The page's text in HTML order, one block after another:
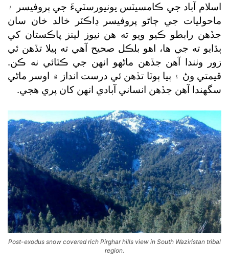
اسلام آباد جي ڪامسيٽس يونيورسٽيءَ جي پروفيسر ۽
ماحوليات جي ڄاڻو پروفيسر ڊاڪٽر خالد خان سان
جڏهن رابطو ڪيو ويو ته هن نيوز لينز پاڪستان کي
ٻڌايو ته جي ها، اهو بلڪل صحيح آهي ته ٻيلا تڏهن ئي
زور وٺندا آهن جڏهن ماڻهو انهن جي ڪٽائي نه ڪن.
قيمتي وڻ ۽ ٻيا ٻوٽا تڏهن ئي درست انداز ۾ اوسر ماڻي
سگھندا آهن جڏهن انساني آبادي انهن کان پري هجي.
Post-exodus snow covered rich Pirghar hills view in South Waziristan tribal
region.